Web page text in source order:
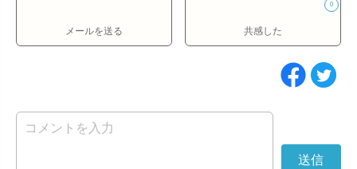
メールを送る
0
共感した